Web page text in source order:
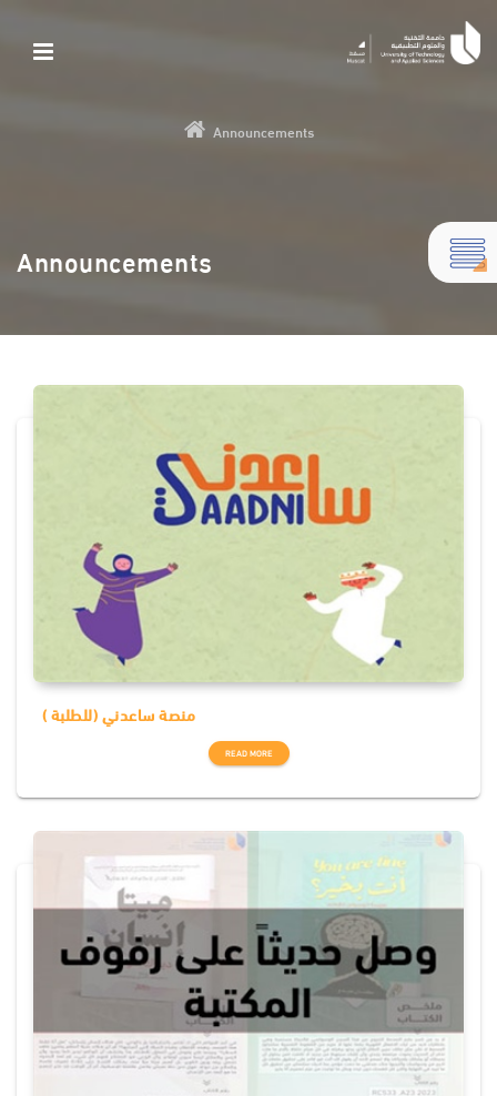
Announcements
Announcements
منصة ساعدني (للطلبة )
READ MORE